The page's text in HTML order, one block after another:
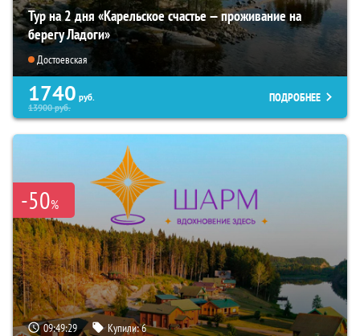
Тур на 2 дня «Карельское счастье — проживание на
берегу Ладоги»
Достоевская
1740 руб.
13900руб.
ПОДРОБНЕЕ
-50%
09:49:27 Купили:6